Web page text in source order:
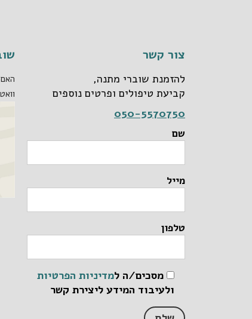
צור קשר
להזמנת שוברי מתנה,
קביעת טיפולים ופרטים נוספים
050-5570750
שם
מייל
טלפון
מסכים/ה למדיניות הפרטיות
ולעיבוד המידע ליצירת קשר